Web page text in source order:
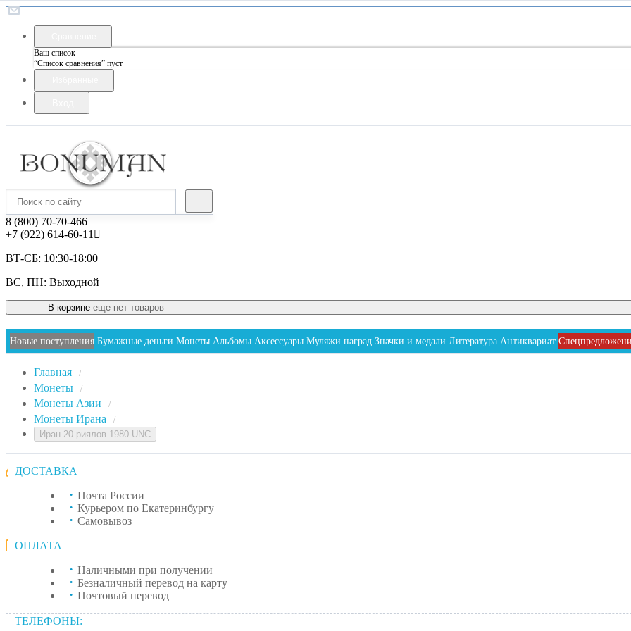
Ваш список
“Список сравнения” пуст
8 (800) 70-70-466
+7 (922) 614-60-11
ВТ-СБ: 10:30-18:00
ВС, ПН: Выходной
В корзине еще нет товаров
Новые поступления Бумажные деньги Монеты Альбомы Аксессуары Муляжи наград Значки и медали Литература Антиквариат
Главная /
Монеты /
Монеты Азии /
Монеты Ирана /
Иран 20 риялов 1980 UNC
ДОСТАВКА
Почта России
Курьером по Екатеринбургу
Самовывоз
ОПЛАТА
Наличными при получении
Безналичный перевод на карту
Почтовый перевод
ТЕЛЕФОНЫ: